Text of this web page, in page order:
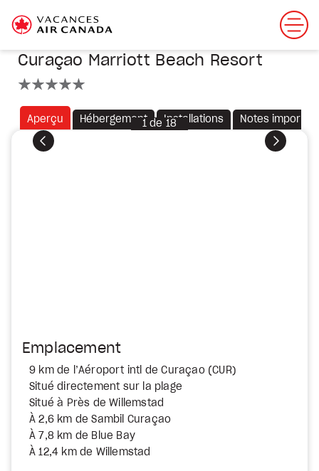
Curaçao Marriott Beach Resort
Aperçu Hébergement Installations Notes
Précédent Suivant
1de 18
Emplacement
9 km de l’Aéroport intl de Curaçao (CUR)
Situé directement sur la plage
Situé à Près de Willemstad
À 2,6 km de Sambil Curaçao
À 7,8 km de Blue Bay
À 12,4 km de Willemstad